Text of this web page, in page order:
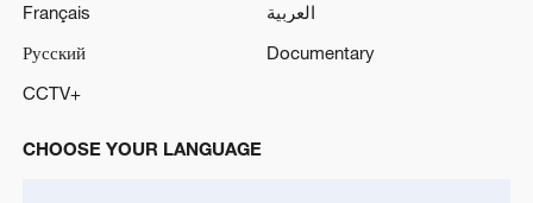
Français
العربية
Русский
Documentary
CCTV+
CHOOSE YOUR LANGUAGE